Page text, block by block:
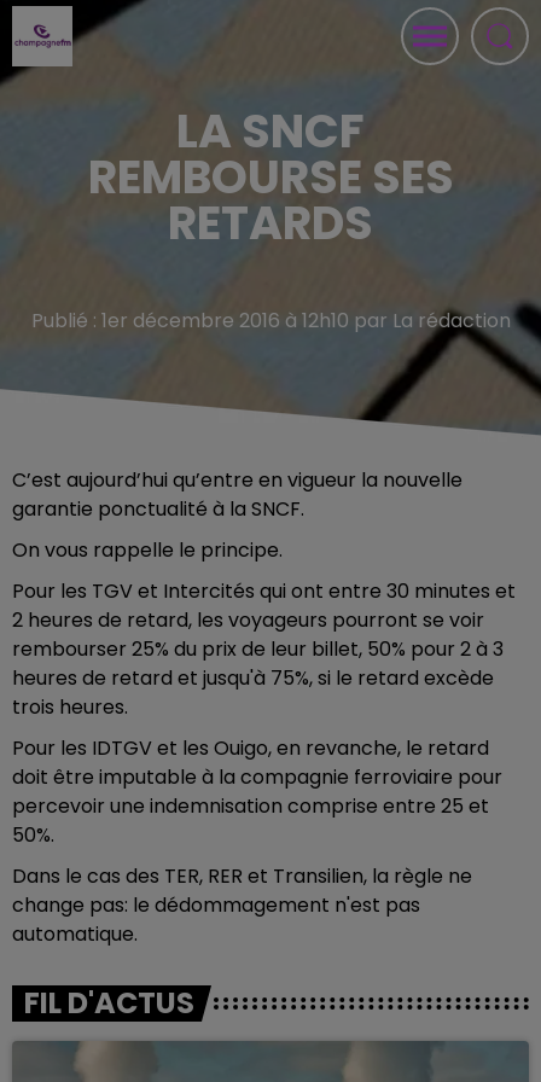
LA SNCF
REMBOURSE SES
RETARDS
Publié : 1er décembre 2016 à 12h10 par La rédaction
C’est aujourd’hui qu’entre en vigueur la nouvelle
garantie ponctualité à la SNCF.
On vous rappelle le principe.
Pour les TGV et Intercités qui ont entre 30 minutes et
2 heures de retard, les voyageurs pourront se voir
rembourser 25% du prix de leur billet, 50% pour 2 à 3
heures de retard et jusqu'à 75%, si le retard excède
trois heures.
Pour les IDTGV et les Ouigo, en revanche, le retard
doit être imputable à la compagnie ferroviaire pour
percevoir une indemnisation comprise entre 25 et
50%.
Dans le cas des TER, RER et Transilien, la règle ne
change pas: le dédommagement n'est pas
automatique.
FIL D'ACTUS